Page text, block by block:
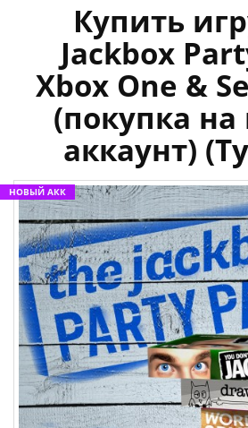
Купить
Jackbox
Xbox One &
(покупка
аккаунт)
НОВЫЙ АКК